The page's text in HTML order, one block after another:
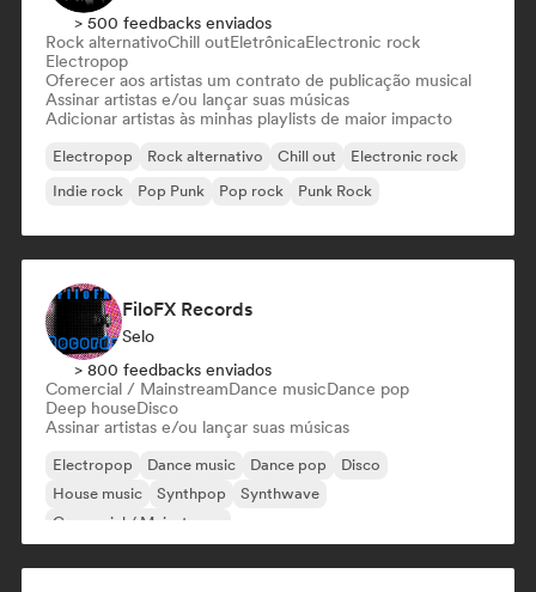
> 500 feedbacks enviados
Rock alternativoChill outEletrônicaElectronic rock
Electropop
Oferecer aos artistas um contrato de publicação musical
Assinar artistas e/ou lançar suas músicas
Adicionar artistas às minhas playlists de maior impacto
Electropop Rock alternativo Chill out
Electronic rock
Indie rock
Pop Punk Pop rock Punk Rock
FiloFX Records
Selo
> 800 feedbacks enviados
Comercial / MainstreamDance musicDance pop
Deep houseDisco
Assinar artistas e/ou lançar suas músicas
Electropop Dance music Dance pop
Disco
House music
Synthpop
Synthwave
Comercial / Mainstream